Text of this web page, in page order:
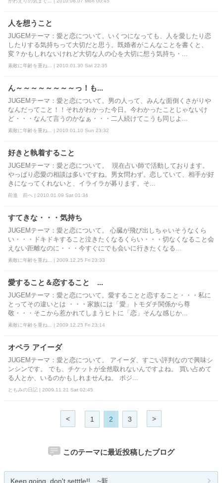
人を想うこと
JUGEMテーマ：愛と恋について。いくつになっても、人を愛したり恋
したりする気持ちって大切だと思う。既婚者がこんなことを書くと、
変？かもしれないけれど大切な人の心を大切に想う気持ち・...
素敵に年齢を重ね... | 2010.01.30 Sat 22:35
ん～～～～～～～～っ！も...
JUGEMテーマ：愛と恋について。男の人って、みんな面倒くさがりや
なんだってこと！！それがわかった今日。今わかったことじゃないけ
ど・・・なんて言うのかなぁ・・・二人続けてこうも同じよ...
素敵に年齢を重ね... | 2010.01.10 Sun 23:32
好きと執着すること
JUGEMテーマ：愛と恋について。 現在占い師で活動しております。
やっぱり恋愛の相談は多いですね。男女問わず。恋していて、相手が好
きになってくれないと、イライラが募ります。そ...
前進 前へ | 2010.01.09 Sat 01:34
すてきな・・・気持ち
JUGEMテーマ：愛と恋について。 心臓が飛び出しちゃいそうなくら
い・・・ドキドキすること泣きたくなるくらい・・・切なくなること会
えない距離なのに・・・今すぐにでも会いに行きたくなる...
素敵に年齢を重ね... | 2009.12.25 Fri 23:33
愛すること＆恋すること ...
JUGEMテーマ：愛と恋について。愛することと恋すること・・・私に
とってその違いとは ・・・家族には「愛」トモダチ関係から尊
敬・・・そこから惹かれてしまうヒトに「恋」そんな感じか...
素敵に年齢を重ね... | 2009.12.25 Fri 23:14
オペラ アイーダ
JUGEMテーマ：愛と恋について。 アイーダ、すごい評判なので興味シ
ンシンです。 でも、チケットが全然取れないんですよね。 買い占めて
る人とか、いるのかもしれませんね。 ボジ...
ともみの日記 | 2009.11.21 Sat 02:45
< 1 2 3 >
このテーマに最近投稿したブログ
Keep going, don't setttle!! ~新...